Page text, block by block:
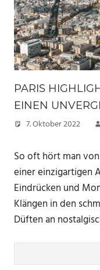
PARIS
EINEN
7. Oktober 2022
So oft hört man
einer einzigartigen
Eindrücken und
Klängen in den
Düften an